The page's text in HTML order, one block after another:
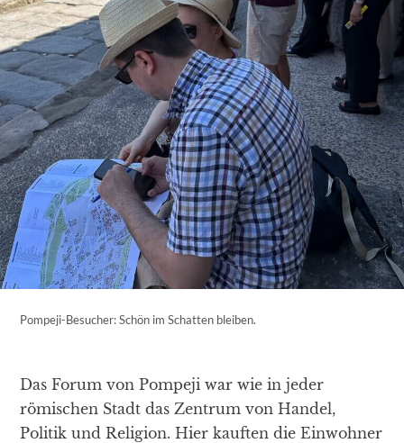
Pompeji-Besucher: Schön im Schatten bleiben.
Das Forum von Pompeji war wie in jeder
römischen Stadt das Zentrum von Handel,
Politik und Religion. Hier kauften die Einwohner